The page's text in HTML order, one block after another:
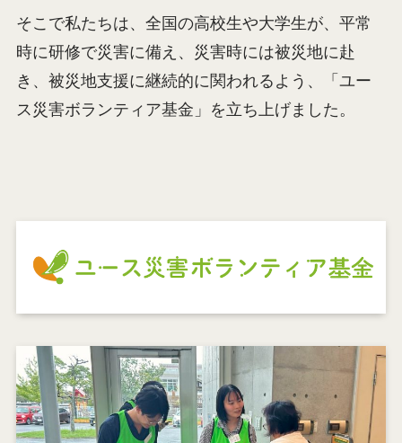
そこで私たちは、全国の高校生や大学生が、平常
時に研修で災害に備え、災害時には被災地に赴
き、被災地支援に継続的に関われるよう、「ユー
ス災害ボランティア基金」を立ち上げました。